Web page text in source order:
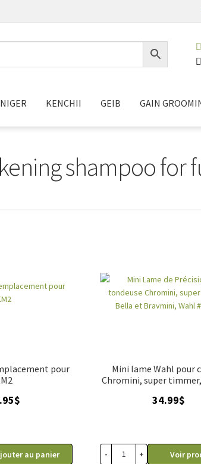
KENCHII GEIB GAIN
shampoo for
pour
$
au panier
Mini lame Wahl pour
Chromini, super
34.99$
- + Voir